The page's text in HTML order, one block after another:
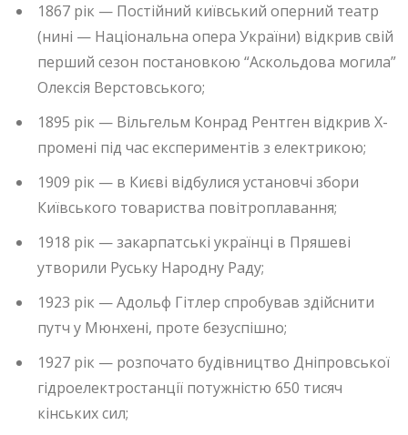
1867 рік — Постійний київський оперний театр
(нині — Національна опера України) відкрив свій
перший сезон постановкою “Аскольдова могила”
Олексія Верстовського;
1895 рік — Вільгельм Конрад Рентген відкрив X-
промені під час експериментів з електрикою;
1909 рік — в Києві відбулися установчі збори
Київського товариства повітроплавання;
1918 рік — закарпатські українці в Пряшеві
утворили Руську Народну Раду;
1923 рік — Адольф Гітлер спробував здійснити
путч у Мюнхені, проте безуспішно;
1927 рік — розпочато будівництво Дніпровської
гідроелектростанції потужністю 650 тисяч
кінських сил;